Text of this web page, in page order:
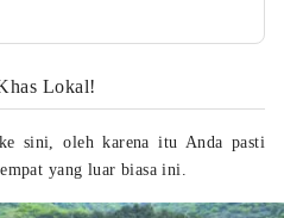
Lokal!
sini, oleh karena itu Anda pasti
yang luar biasa ini.